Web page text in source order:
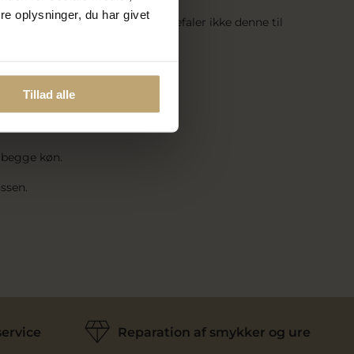
oplysninger, du har givet
Tillad alle
løst omkring halsen. Vi anbefaler ikke denne til
køn.
Reparation af smykker og ure